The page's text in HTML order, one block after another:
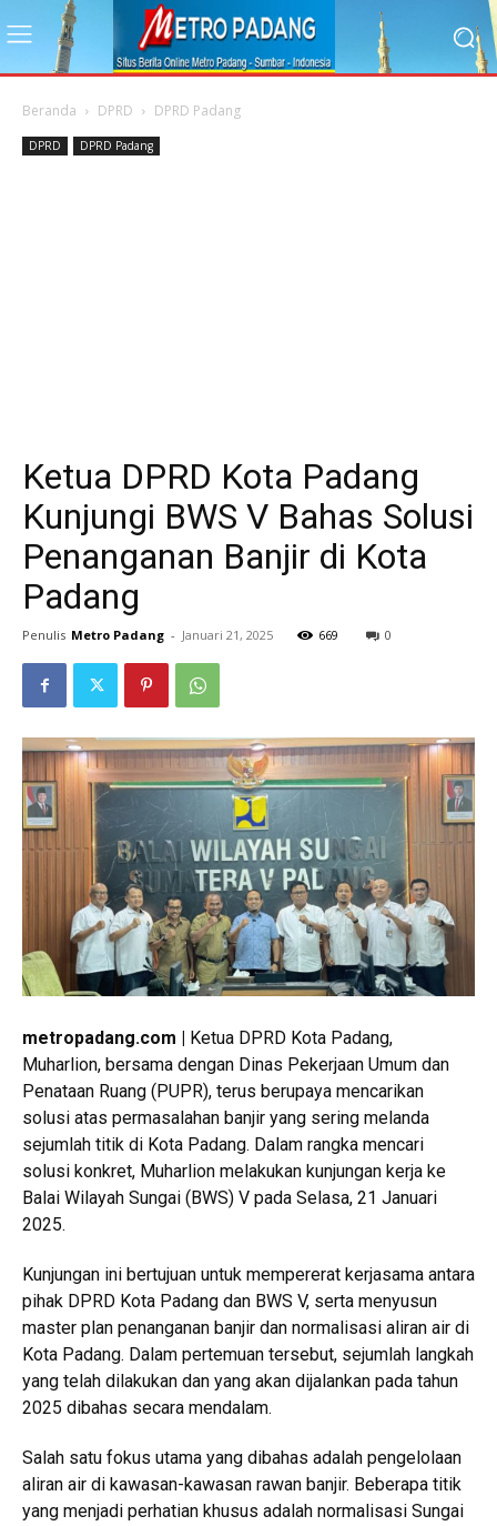
Beranda DPRD DPRD Padang
DPRD DPRD Padang
Ketua DPRD Kota Padang
Kunjungi BWS V Bahas Solusi
Penanganan Banjir di Kota
Padang
Penulis Metro Padang - Januari 21, 2025 669 0
metropadang.com |
Ketua DPRD Kota Padang,
Muharlion, bersama dengan Dinas Pekerjaan Umum dan
Penataan Ruang (PUPR), terus berupaya mencarikan
solusi atas permasalahan banjir yang sering melanda
sejumlah titik di Kota Padang. Dalam rangka mencari
solusi konkret, Muharlion melakukan kunjungan kerja ke
Balai Wilayah Sungai (BWS) V pada Selasa, 21 Januari
2025.
Kunjungan ini bertujuan untuk mempererat kerjasama antara
pihak DPRD Kota Padang dan BWS V, serta menyusun
master plan penanganan banjir dan normalisasi aliran air di
Kota Padang. Dalam pertemuan tersebut, sejumlah langkah
yang telah dilakukan dan yang akan dijalankan pada tahun
2025 dibahas secara mendalam.
Salah satu fokus utama yang dibahas adalah pengelolaan
aliran air di kawasan-kawasan rawan banjir. Beberapa titik
yang menjadi perhatian khusus adalah normalisasi Sungai